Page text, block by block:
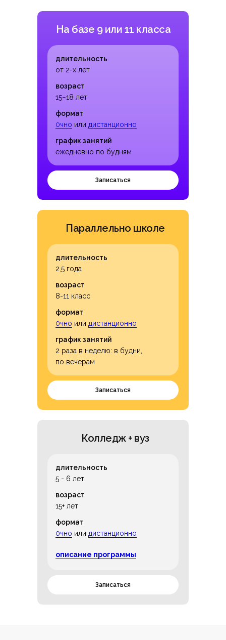
На базе 9 или 11 класса
Параллельно школе
Колледж + вуз
Записаться
Записаться
Записаться
формат
0чно или дистанционно
формат
0чно или дистанционно
формат
0чно или дистанционно
график занятий
ежедневно по будням
возраст
15−18 лет
длительность
от 2-х лет
график занятий
2 раза в неделю: в будни,
по вечерам
возраст
8-11 класс
длительность
2,5 года
описание программы
возраст
15+ лет
длительность
5 - 6 лет